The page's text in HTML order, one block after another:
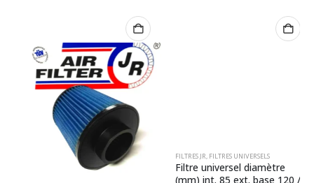
FILTRES JR,FILTRES UNIVERSELS
Filtre universel diamètre
(mm) int. 85 ext. base 120 /